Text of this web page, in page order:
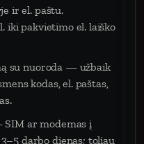
ir el. paštu.
iki pakvietimo el. laiško
su nuoroda — užbaik
kodas, el. paštas,
ar modemas į
darbo dienas; toliau